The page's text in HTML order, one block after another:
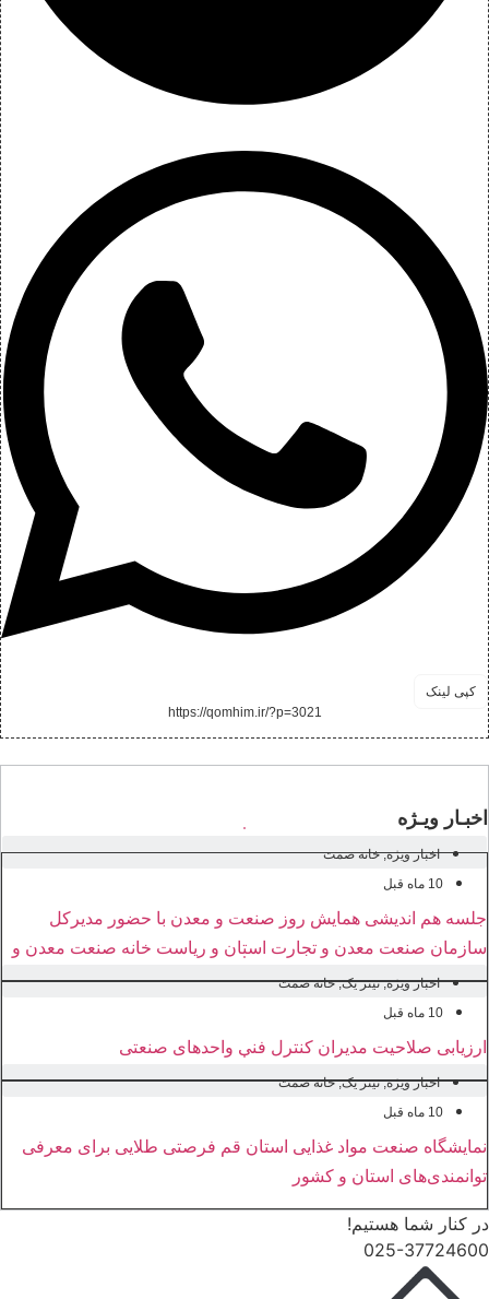
کپی لینک
https://qomhim.ir/?p=3021
اخبـار ویـژه
اخبار ویژه,خانه صمت
10 ماه قبل
جلسه هم اندیشی همایش روز صنعت و معدن با حضور مدیرکل
سازمان صنعت معدن و تجارت استان و ریاست خانه صنعت معدن و
تجارت استان قم
اخبار ویژه,تیتر یک,خانه صمت
10 ماه قبل
ارزیابی صلاحیت مدیران کنترل فنی واحدهای صنعتی
اخبار ویژه,تیتر یک,خانه صمت
10 ماه قبل
نمایشگاه صنعت مواد غذایی استان قم فرصتی طلایی برای معرفی
توانمندی‌های استان و کشور
در کنار شما هستیم!
025-37724600